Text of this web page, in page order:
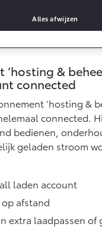
Vanaf €
Proace
‘hosting &
connected
‘hosting &
connected.
bedienen,
geladen stroom
laden account
afstand
extra laadpassen of
Alles afwijzen